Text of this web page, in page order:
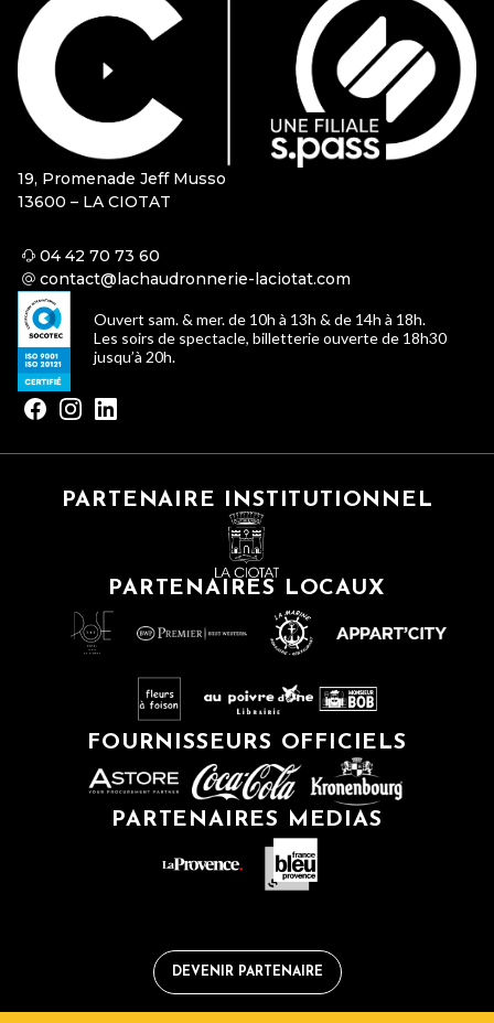
19, Promenade Jeff Musso
13600 – LA CIOTAT
04 42 70 73 60
contact@lachaudronnerie-laciotat.com
Ouvert sam. & mer. de 10h à 13h & de 14h à 18h.
Les soirs de spectacle, billetterie ouverte de 18h30
jusqu’à 20h.
PARTENAIRE INSTITUTIONNEL
PARTENAIRES LOCAUX
FOURNISSEURS OFFICIELS
PARTENAIRES MEDIAS
DEVENIR PARTENAIRE